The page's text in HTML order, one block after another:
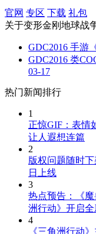
官网 专区 下载 礼包
关于变形金刚地球战
GDC2016 手游
GDC2016 类
03-17
热门新闻排行
1
正惊GIF：表情
让人遐想连篇
2
版权问题随时
日上线
3
热点预告：《
洲行动》开启全
4
《三角洲行动